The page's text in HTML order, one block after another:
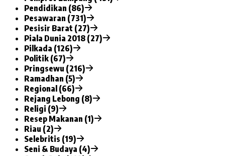
Pendidikan (86)
Pesawaran (731)
Pesisir Barat (27)
Piala Dunia 2018 (27)
Pilkada (126)
Politik (67)
Pringsewu (216)
Ramadhan (5)
Regional (66)
Rejang Lebong (8)
Religi (9)
Resep Makanan (1)
Riau (2)
Selebritis (19)
Seni & Budaya (4)